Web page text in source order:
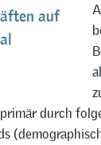
auf
durch